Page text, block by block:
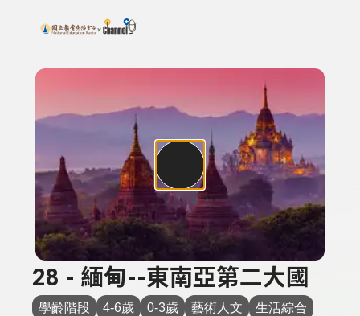
上方功能區塊
搜尋關鍵字：可輸入節目名稱、主持人或關鍵字
28 - 緬甸--東南亞第二大國
學齡階段 4-6歲 0-3歲 藝術人文
生活綜合